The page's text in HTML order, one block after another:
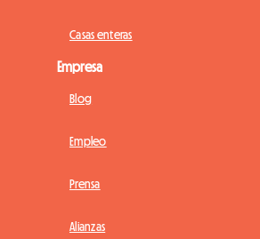
Casas enteras
Empresa
Blog
Empleo
Prensa
Alianzas